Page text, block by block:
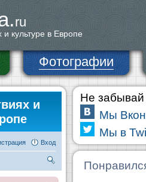
ru
и культуре в Европе
Фотографии
и
Вход
Не забывай
Мы
Мы в